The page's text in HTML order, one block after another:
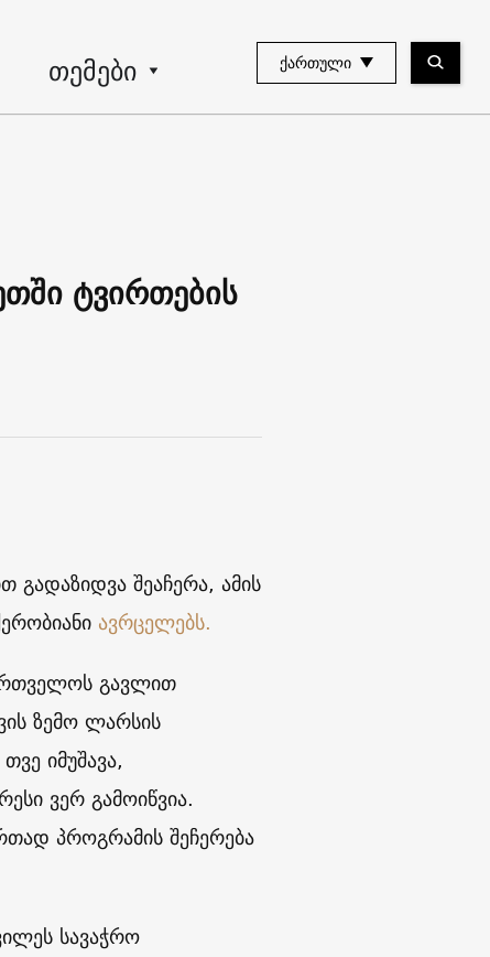
თემები ᲥᲐᲠᲗᲣᲚᲘ
ტვირთების
შეაჩერა, ამის
ავრცელებს.
გავლით
ზემო ლარსის
იმუშავა,
ვერ გამოიწვია.
პროგრამის შეჩერება
სავაჭრო